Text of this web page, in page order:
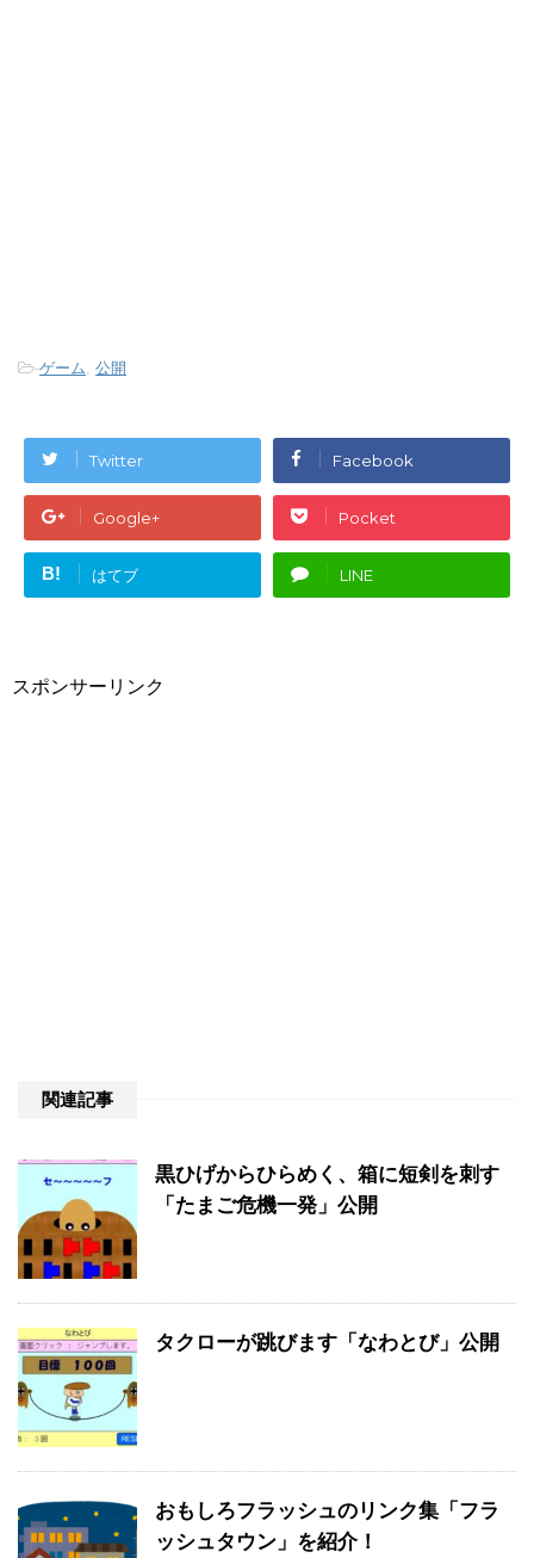
-ゲーム, 公開
Twitter Facebook
Google+ Pocket
B! はてブ LINE
スポンサーリンク
関連記事
黒ひげからひらめく、箱に短剣を刺す
「たまご危機一発」公開
タクローが跳びます「なわとび」公開
おもしろフラッシュのリンク集「フラ
ッシュタウン」を紹介！